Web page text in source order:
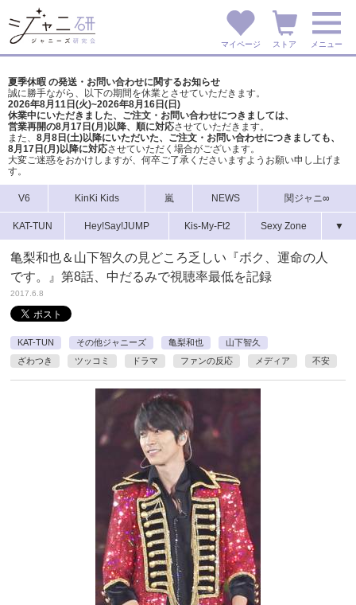
マイページ ストア メニュー
夏季休暇 の発送・お問い合わせに関するお知らせ
誠に勝手ながら、以下の期間を休業とさせていただきます。
2026年8月11日(火)~2026年8月16日(日)
休業中にいただきました、ご注文・お問い合わせにつきましては、
営業再開の8月17日(月)以降、順に対応させていただきます。
また、 8月8日(土)以降にいただいた、ご注文・ お問い合わせにつきましても、
8月17日(月)以降に対応させていただく場合がございます。
大変ご迷惑をおかけしますが、 何卒ご了承くださいますようお願い申し上げま
す。
V6 KinKi Kids 嵐 NEWS 関ジャニ∞
KAT-TUN Hey!Say!JUMP Kis-My-Ft2 Sexy Zone ▼
亀梨和也＆山下智久の見どころ乏しい『ボク、運命の人
です。』第8話、中だるみで視聴率最低を記録
2017.6.8
KAT-TUN その他ジャニーズ 亀梨和也
山下智久
ざわつき
ツッコミ ドラマ ファンの反応 メディア 不安